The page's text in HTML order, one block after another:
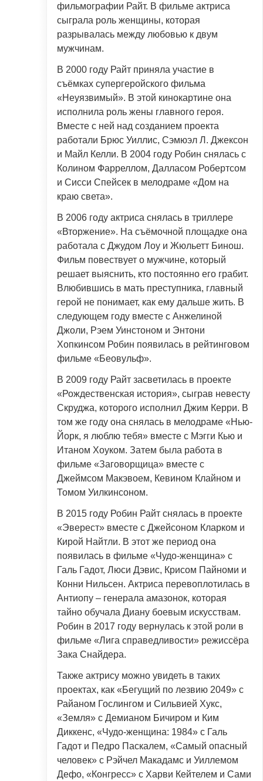
фильмографии Райт. В фильме актриса
сыграла роль женщины, которая
разрывалась между любовью к двум
мужчинам.
В 2000 году Райт приняла участие в
съёмках супергеройского фильма
«Неуязвимый». В этой кинокартине она
исполнила роль жены главного героя.
Вместе с ней над созданием проекта
работали Брюс Уиллис, Сэмюэл Л. Джексон
и Майл Келли. В 2004 году Робин снялась с
Колином Фарреллом, Далласом Робертсом
и Сисси Спейсек в мелодраме «Дом на
краю света».
В 2006 году актриса снялась в триллере
«Вторжение». На съёмочной площадке она
работала с Джудом Лоу и Жюльетт Бинош.
Фильм повествует о мужчине, который
решает выяснить, кто постоянно его грабит.
Влюбившись в мать преступника, главный
герой не понимает, как ему дальше жить. В
следующем году вместе с Анжелиной
Джоли, Рэем Уинстоном и Энтони
Хопкинсом Робин появилась в рейтинговом
фильме «Беовульф».
В 2009 году Райт засветилась в проекте
«Рождественская история», сыграв невесту
Скруджа, которого исполнил Джим Керри. В
том же году она снялась в мелодраме «Нью-
Йорк, я люблю тебя» вместе с Мэгги Кью и
Итаном Хоуком. Затем была работа в
фильме «Заговорщица» вместе с
Джеймсом Макэвоем, Кевином Клайном и
Томом Уилкинсоном.
В 2015 году Робин Райт снялась в проекте
«Эверест» вместе с Джейсоном Кларком и
Кирой Найтли. В этот же период она
появилась в фильме «Чудо-женщина» с
Галь Гадот, Люси Дэвис, Крисом Пайноми и
Конни Нильсен. Актриса перевоплотилась в
Антиопу – генерала амазонок, которая
тайно обучала Диану боевым искусствам.
Робин в 2017 году вернулась к этой роли в
фильме «Лига справедливости» режиссёра
Зака Снайдера.
Также актрису можно увидеть в таких
проектах, как «Бегущий по лезвию 2049» с
Райаном Гослингом и Сильвией Хукс,
«Земля» с Демианом Бичиром и Ким
Диккенс, «Чудо-женщина: 1984» с Галь
Гадот и Педро Паскалем, «Самый опасный
человек» с Рэйчел Макадамс и Уиллемом
Дефо, «Конгресс» с Харви Кейтелем и Сами